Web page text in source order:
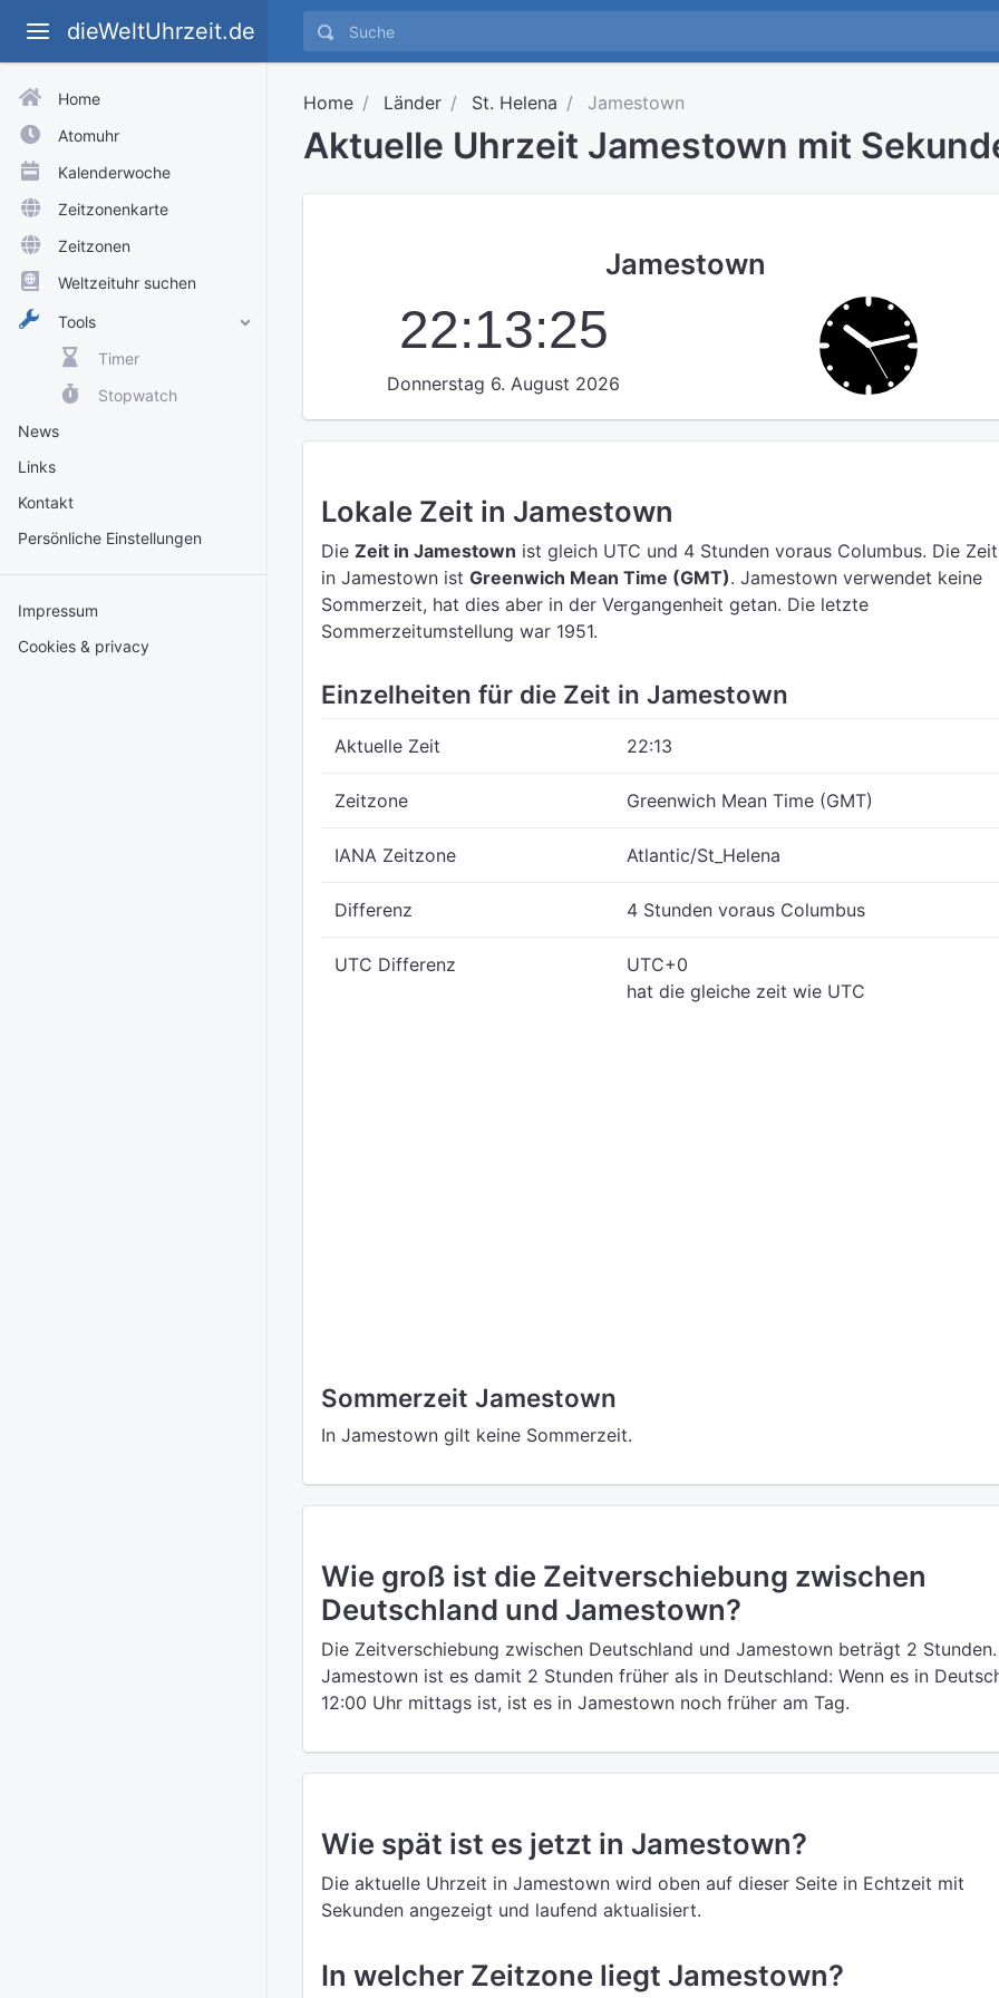
dieWeltUhrzeit.de
Home
Atomuhr
Kalenderwoche
Zeitzonenkarte
Zeitzonen
Weltzeituhr suchen
Tools
Timer
Stopwatch
News
Links
Kontakt
Persönliche Einstellungen
Impressum
Cookies & privacy
Home Länder St. Helena Jamestown
Aktuelle Uhrzeit Jamestown mit
Jamestown
22:13:25
Donnerstag 6. August 2026
Lokale Zeit in Jamestown
Die Zeit in Jamestown ist gleich UTC und 4 Stunden voraus Columbus. Die
in Jamestown ist Greenwich Mean Time (GMT). Jamestown verwendet keine
Sommerzeit, hat dies aber in der Vergangenheit getan. Die letzte
Sommerzeitumstellung war 1951.
Einzelheiten für die Zeit in Jamestown
Aktuelle Zeit 22:13
Zeitzone Greenwich Mean Time (GMT)
IANA Zeitzone Atlantic/St_Helena
Differenz 4 Stunden voraus Columbus
UTC Differenz
UTC+0
hat die gleiche zeit wie UTC
Sommerzeit Jamestown
In Jamestown gilt keine Sommerzeit.
Wie groß ist die Zeitverschiebung zwischen
Deutschland und Jamestown?
Die Zeitverschiebung zwischen Deutschland und Jamestown beträgt 2
Jamestown ist es damit 2 Stunden früher als in Deutschland: Wenn es in
12:00 Uhr mittags ist, ist es in Jamestown noch früher am Tag.
Wie spät ist es jetzt in Jamestown?
Die aktuelle Uhrzeit in Jamestown wird oben auf dieser Seite in Echtzeit mit
Sekunden angezeigt und laufend aktualisiert.
In welcher Zeitzone liegt Jamestown?